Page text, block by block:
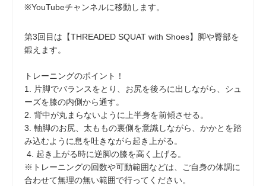
※YouTubeチャンネルに移動します。
第3回目は【THREADED SQUAT with Shoes】脚や臀部を
鍛えます。
トレーニングのポイント！
1. 片脚でバランスをとり、お尻を後ろに出しながら、シュ
ーズを膝の内側から通す。
2. 背中が丸まらないように上半身を前傾させる。
3. 軸脚のお尻、太ももの裏側を意識しながら、かかとを踏
み込むように息を吐きながら起き上がる。
4. 起き上がる時に逆脚の膝を高く上げる。
※トレーニングの回数や可動範囲などは、ご自身の体調に
合わせて無理の無い範囲で行ってください。